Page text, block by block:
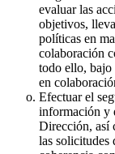
evaluar las
objetivos,
políticas en
colaboración
todo ello,
en
Efectuar el
información y
Dirección, así
las solicitudes